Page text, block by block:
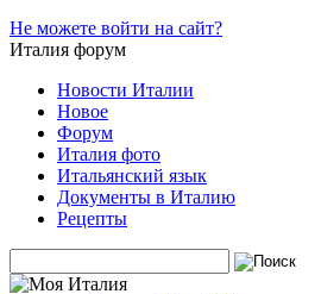
Не можете войти на сайт?
Италия форум
Новости Италии
Новое
Форум
Италия фото
Итальянский язык
Документы в Италию
Рецепты